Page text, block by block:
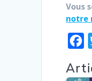
Vous
notre
F